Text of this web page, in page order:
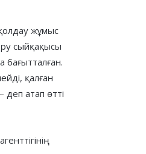
жұмыс
сыйқақысы
қалған
атап өтті